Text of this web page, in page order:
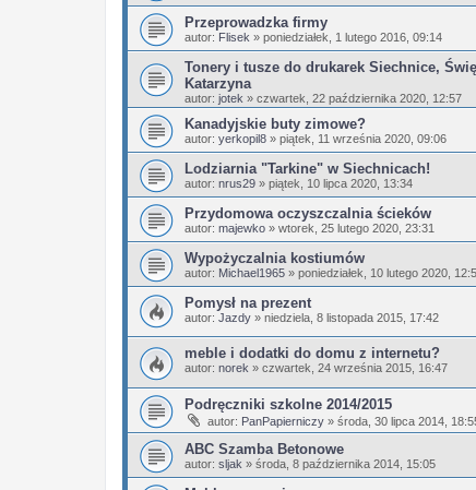
Przeprowadzka firmy
autor: Flisek » poniedziałek, 1 lutego 2016, 09:14
Tonery i tusze do drukarek Siechnice,
Katarzyna
autor: jotek » czwartek, 22 października 2020, 12:57
Kanadyjskie buty zimowe?
autor: yerkopil8 » piątek, 11 września 2020, 09:06
Lodziarnia "Tarkine" w Siechnicach!
autor: nrus29 » piątek, 10 lipca 2020, 13:34
Przydomowa oczyszczalnia ścieków
autor: majewko » wtorek, 25 lutego 2020, 23:31
Wypożyczalnia kostiumów
autor: Michael1965 » poniedziałek, 10 lutego 2020,
Pomysł na prezent
autor: Jazdy » niedziela, 8 listopada 2015, 17:42
meble i dodatki do domu z internetu?
autor: norek » czwartek, 24 września 2015, 16:47
Podręczniki szkolne 2014/2015
autor: PanPapierniczy » środa, 30 lipca 2014,
ABC Szamba Betonowe
autor: sljak » środa, 8 października 2014, 15:05